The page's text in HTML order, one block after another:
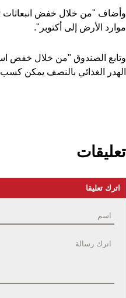
موارد الأرض إلى أكتوبر".
الهدر الغذائي بالنصف يمكن كسب 10 أيام.
تعليقات
اترك تعليقا